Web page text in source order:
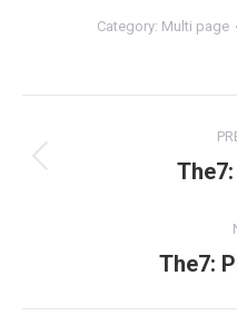
Category: Multi page
de
The7: